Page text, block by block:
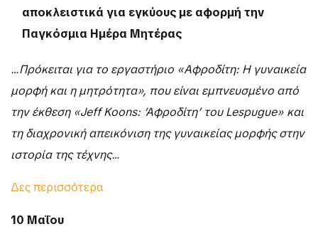
αποκλειστικά για εγκύους με αφορμή την
Παγκόσμια Ημέρα Μητέρας
…Πρόκειται για το εργαστήριο «Αφροδίτη: Η γυναικεία
μορφή και η μητρότητα», που είναι εμπνευσμένο από
την έκθεση «Jeff Koons: ‘Aφροδίτη’ του Lespugue» και
τη διαχρονική απεικόνιση της γυναικείας μορφής στην
ιστορία της τέχνης…
Δες περισσότερα
10 Μαΐου